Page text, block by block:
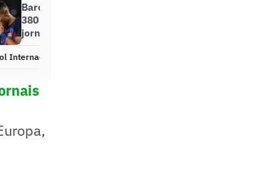
Barcelona recusou oferta de R$
380 milhões por Raphinha, diz
jornal
Internacional